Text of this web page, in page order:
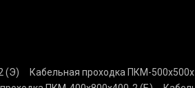
(Э) Кабельная проходка ПКМ-